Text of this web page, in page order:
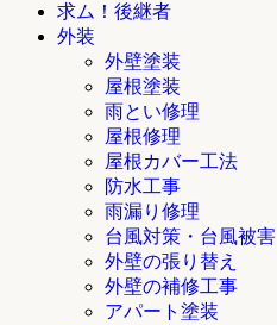
求ム！後継者
外装
外壁塗装
屋根塗装
雨とい修理
屋根修理
屋根カバー工法
防水工事
雨漏り修理
台風対策・台風被害
外壁の張り替え
外壁の補修工事
アパート塗装